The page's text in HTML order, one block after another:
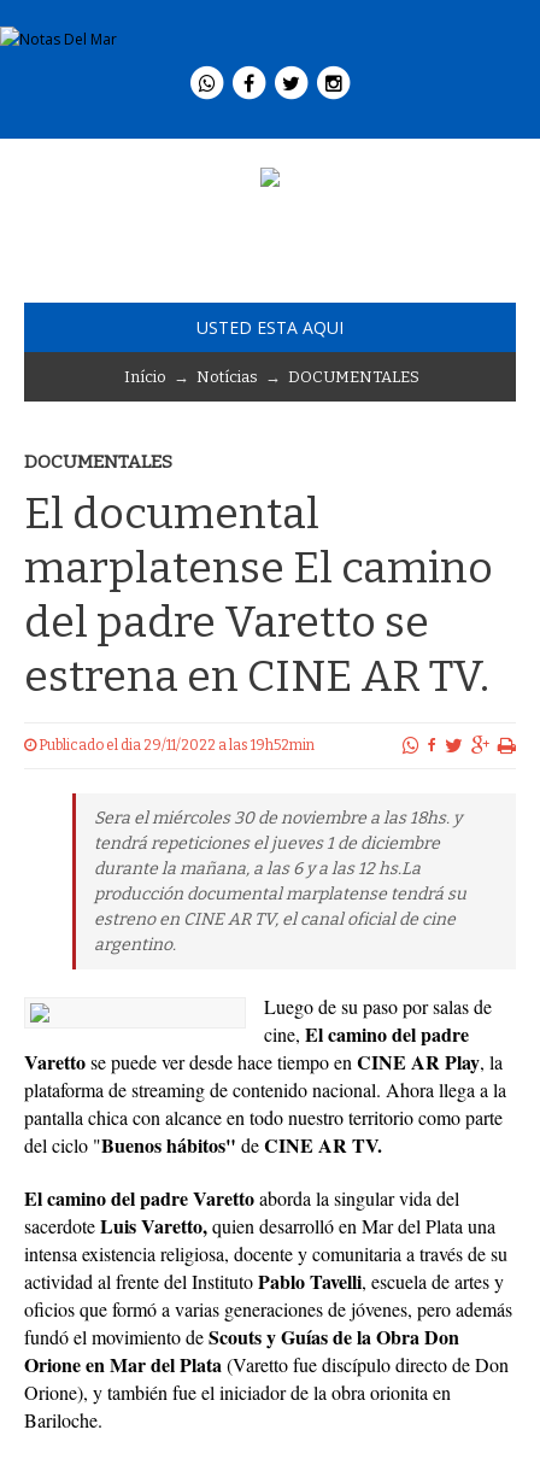
USTED ESTA AQUI
Início → Notícias → DOCUMENTALES
DOCUMENTALES
El documental
marplatense El camino
del padre Varetto se
estrena en CINE AR TV.
Publicado el dia 29/11/2022 a las 19h52min
Sera el miércoles 30 de noviembre a las 18hs. y
tendrá repeticiones el jueves 1 de diciembre
durante la mañana, a las 6 y a las 12 hs.La
producción documental marplatense tendrá su
estreno en CINE AR TV, el canal oficial de cine
argentino.
Luego de su paso por salas de
cine, El camino del padre
Varettose puede ver desde hace tiempo enCINE AR Play, la
plataforma de streaming de contenido nacional. Ahora llega a la
pantalla chica con alcance en todo nuestro territorio como parte
del ciclo "Buenos hábitos" deCINE AR TV.
El camino del padre Varettoaborda la singular vida del
sacerdoteLuis Varetto,quien desarrolló en Mar del Plata una
intensa existencia religiosa, docente y comunitaria a través de su
actividad al frente del InstitutoPablo Tavelli, escuela de artes y
oficios que formó a varias generaciones de jóvenes, pero además
fundó el movimiento deScouts y Guías de la Obra Don
Orione en Mar del Plata(Varetto fue discípulo directo de Don
Orione), y también fue el iniciador de la obra orionita en
Bariloche.